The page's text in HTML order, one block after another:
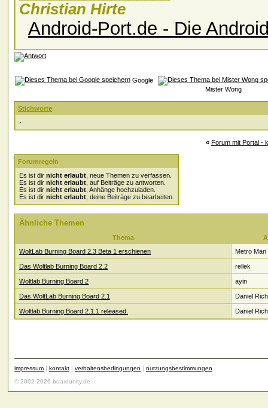
Christian Hirte
Android-Port.de - Die
Google
Mister Wong
Stichworte
-
« Forum mit Portal -
Forumregeln
Es ist dir nicht erlaubt , neue Themen zu verfassen.
Es ist dir nicht erlaubt , auf Beiträge zu antworten.
Es ist dir nicht erlaubt , Anhänge hochzuladen.
Es ist dir nicht erlaubt , deine Beiträge zu bearbeiten.
Ähnliche Themen
Thema
WoltLab Burning Board 2.3 Beta 1 erschienen
Metro Man
Das Woltlab Burning Board 2.2 rellek
Woltlab Burning Board 2 ayin
Das WoltLab Burning Board 2.1 Daniel
Woltlab Burning Board 2.1.1 released. Daniel
impressum | kontakt | verhaltensbedingungen | nutzungsbestimmungen
© 2002-2026 boardunity.de